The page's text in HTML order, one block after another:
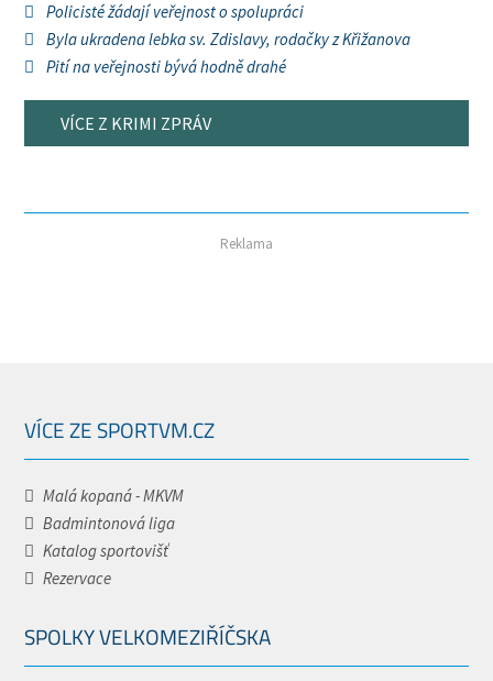
Policisté žádají veřejnost o spolupráci
Byla ukradena lebka sv. Zdislavy, rodačky z Křižanova
Pití na veřejnosti bývá hodně drahé
VÍCE Z KRIMI ZPRÁV
Reklama
VÍCE ZE SPORTVM.CZ
Malá kopaná - MKVM
Badmintonová liga
Katalog sportovišť
Rezervace
SPOLKY VELKOMEZIŘÍČSKA